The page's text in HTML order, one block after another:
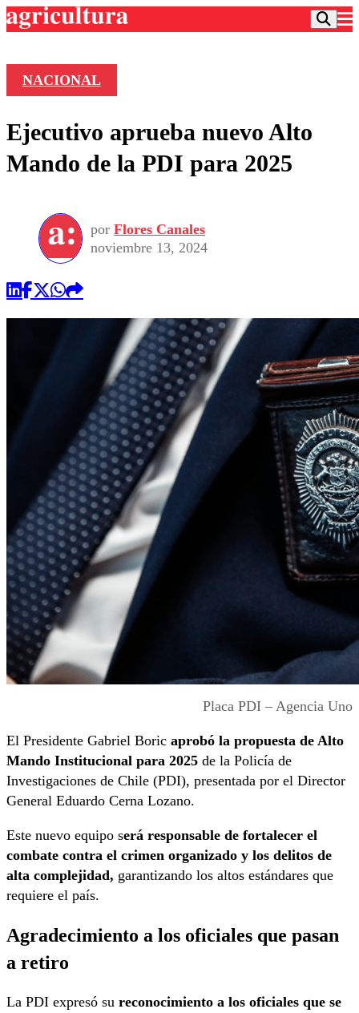
Frecuencias
Agricultura TV
Deportes
Motor
Otros Deportes
Universidad Católica
Universidad de Chile
Dato Practico
Política
Sustentabilidad
Vida Social
Publicaciones en medios
Comercial
NACIONAL
Ejecutivo aprueba nuevo Alto
Mando de la PDI para 2025
por Flores Canales
noviembre 13, 2024
Placa PDI – Agencia Uno
El Presidente Gabriel Boric aprobó la propuesta de Alto
Mando Institucional para 2025 de la Policía de
Investigaciones de Chile (PDI), presentada por el Director
General Eduardo Cerna Lozano.
Este nuevo equipo será responsable de fortalecer el
combate contra el crimen organizado y los delitos de
alta complejidad, garantizando los altos estándares que
requiere el país.
Agradecimiento a los oficiales que pasan
a retiro
La PDI expresó su reconocimiento a los oficiales que se